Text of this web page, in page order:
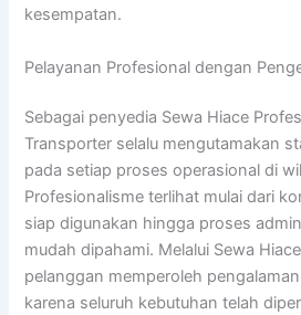
kesempatan.
Pelayanan Profesional dengan
Sebagai penyedia Sewa Hiace
Transporter selalu mengutamakan
pada setiap proses operasional di
Profesionalisme terlihat mulai dari
siap digunakan hingga proses
mudah dipahami. Melalui Sewa
pelanggan memperoleh
karena seluruh kebutuhan telah